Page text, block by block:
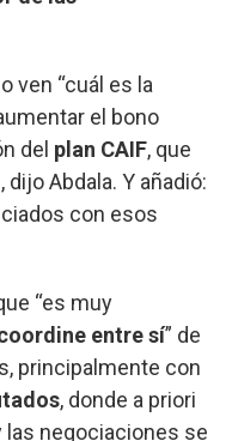
ven “cuál es la
el bono
del plan CAIF, que
Abdala. Y añadió:
con esos
“es muy
entre sí” de
principalmente con
, donde a priori
las negociaciones se